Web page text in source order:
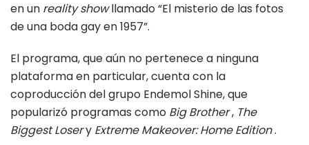
en un reality showllamado “El misterio de las fotos
de una boda gay en 1957”.
El programa, que aún no pertenece a ninguna
plataforma en particular, cuenta con la
coproducción del grupo Endemol Shine, que
popularizó programas como Big Brother, The
Biggest Losery Extreme Makeover: Home Edition.